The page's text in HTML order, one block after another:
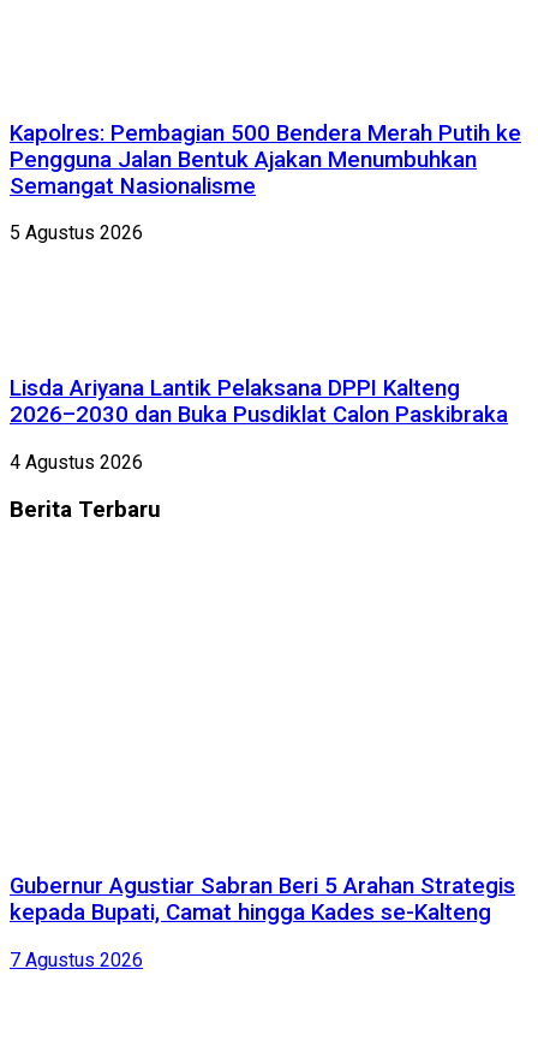
Kapolres: Pembagian 500 Bendera Merah Putih ke
Pengguna Jalan Bentuk Ajakan Menumbuhkan
Semangat Nasionalisme
5 Agustus 2026
Lisda Ariyana Lantik Pelaksana DPPI Kalteng
2026–2030 dan Buka Pusdiklat Calon Paskibraka
4 Agustus 2026
Berita Terbaru
Gubernur Agustiar Sabran Beri 5 Arahan Strategis
kepada Bupati, Camat hingga Kades se-Kalteng
7 Agustus 2026